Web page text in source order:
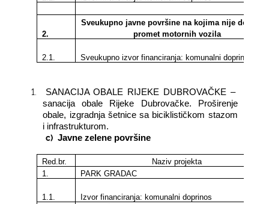
2.
Sveukupno javne površine na kojima nije
promet motornih vozila
2.1. Sveukupno izvor financiranja: komunalni doprinosi
1.
SANACIJA OBALE RIJEKE DUBROVAČKE –
sanacija obale Rijeke Dubrovačke. Proširenje
obale, izgradnja šetnice sa biciklističkom stazom
i infrastrukturom.
c) Javne zelene površine
Red.br.
Naziv projekta
1.
PARK GRADAC
1.1.
Izvor financiranja: komunalni doprinos